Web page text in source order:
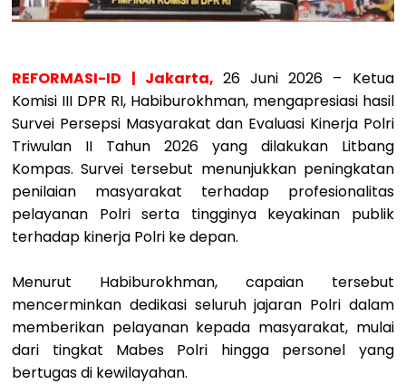
REFORMASI-ID | Jakarta, 26 Juni 2026 – Ketua
Komisi III DPR RI, Habiburokhman, mengapresiasi hasil
Survei Persepsi Masyarakat dan Evaluasi Kinerja Polri
Triwulan II Tahun 2026 yang dilakukan Litbang
Kompas. Survei tersebut menunjukkan peningkatan
penilaian masyarakat terhadap profesionalitas
pelayanan Polri serta tingginya keyakinan publik
terhadap kinerja Polri ke depan.
Menurut Habiburokhman, capaian tersebut
mencerminkan dedikasi seluruh jajaran Polri dalam
memberikan pelayanan kepada masyarakat, mulai
dari tingkat Mabes Polri hingga personel yang
bertugas di kewilayahan.